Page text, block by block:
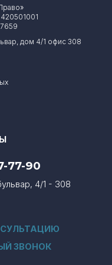
дом 4/1 офис 308
77-90
4/1 - 308
ЗВОНОК